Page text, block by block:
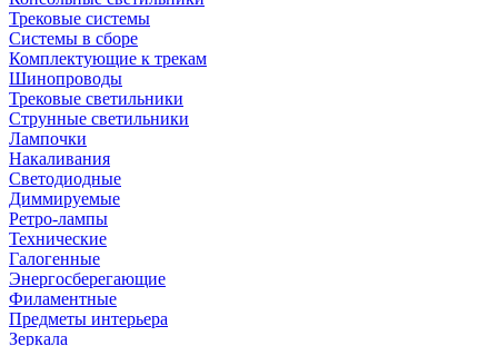
Трековые системы
Системы в сборе
Комплектующие к трекам
Шинопроводы
Трековые светильники
Струнные светильники
Лампочки
Накаливания
Светодиодные
Диммируемые
Ретро-лампы
Технические
Галогенные
Энергосберегающие
Филаментные
Предметы интерьера
Зеркала